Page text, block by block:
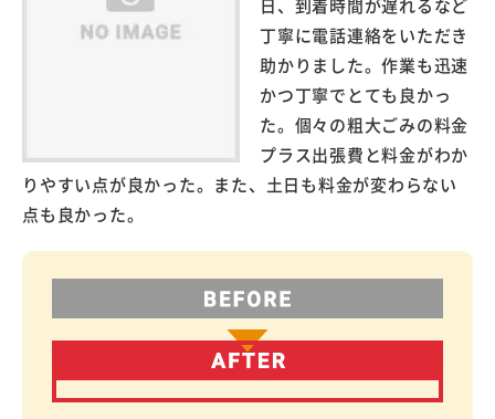
丁寧に電話連絡をいただき
助かりました。作業も迅速
かつ丁寧でとても良かっ
た。個々の粗大ごみの料金
プラス出張費と料金がわか
りやすい点が良かった。また、土日も料金が変わらない
点も良かった。